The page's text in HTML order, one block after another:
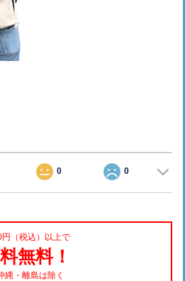
0 0
（税込）以上で
無料！
縄・離島は除く